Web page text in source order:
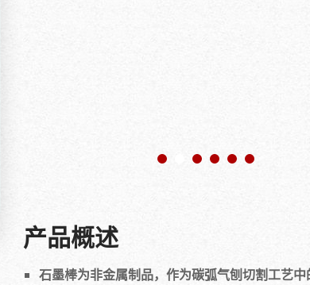
产品概述
石墨棒为非金属制品，作为碳弧气刨切割工艺